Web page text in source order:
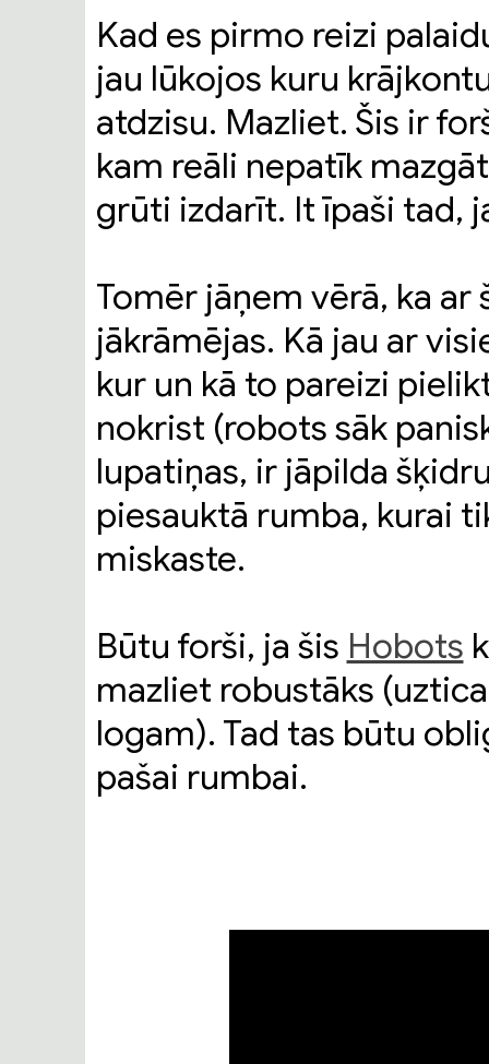
Kad es pirmo reizi
jau lūkojos kuru
atdzisu. Mazliet. Šis ir
kam reāli nepatīk
grūti izdarīt. It īpaši tad,
Tomēr jāņem vērā, ka
jākrāmējas. Kā jau ar
kur un kā to pareizi
nokrist (robots sāk
lupatiņas, ir jāpilda
piesauktā rumba, kurai
miskaste.
Būtu forši, ja šis Hobots
mazliet robustāks
logam). Tad tas būtu
pašai rumbai.